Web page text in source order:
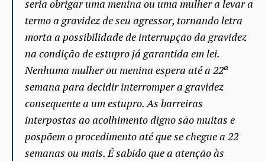
seria obrigar uma menina ou uma mulher a levar a
termo a gravidez de seu agressor, tornando letra
morta a possibilidade de interrupção da gravidez
na condição de estupro já garantida em lei.
Nenhuma mulher ou menina espera até a 22ª
semana para decidir interromper a gravidez
consequente a um estupro. As barreiras
interpostas ao acolhimento digno são muitas e
pospõem o procedimento até que se chegue a 22
semanas ou mais. É sabido que a atenção às